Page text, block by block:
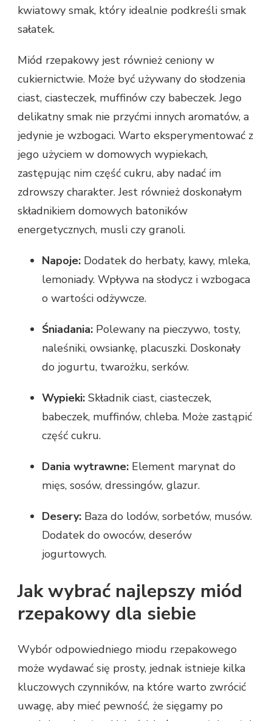
kwiatowy smak, który idealnie podkreśli smak
sałatek.
Miód rzepakowy jest również ceniony w
cukiernictwie. Może być używany do słodzenia
ciast, ciasteczek, muffinów czy babeczek. Jego
delikatny smak nie przyćmi innych aromatów, a
jedynie je wzbogaci. Warto eksperymentować z
jego użyciem w domowych wypiekach,
zastępując nim część cukru, aby nadać im
zdrowszy charakter. Jest również doskonałym
składnikiem domowych batoników
energetycznych, musli czy granoli.
Napoje: Dodatek do herbaty, kawy, mleka,
lemoniady. Wpływa na słodycz i wzbogaca
o wartości odżywcze.
Śniadania: Polewany na pieczywo, tosty,
naleśniki, owsiankę, placuszki. Doskonały
do jogurtu, twarożku, serków.
Wypieki: Składnik ciast, ciasteczek,
babeczek, muffinów, chleba. Może zastąpić
część cukru.
Dania wytrawne: Element marynat do
mięs, sosów, dressingów, glazur.
Desery: Baza do lodów, sorbetów, musów.
Dodatek do owoców, deserów
jogurtowych.
Jak wybrać najlepszy miód
rzepakowy dla siebie
Wybór odpowiedniego miodu rzepakowego
może wydawać się prosty, jednak istnieje kilka
kluczowych czynników, na które warto zwrócić
uwagę, aby mieć pewność, że sięgamy po